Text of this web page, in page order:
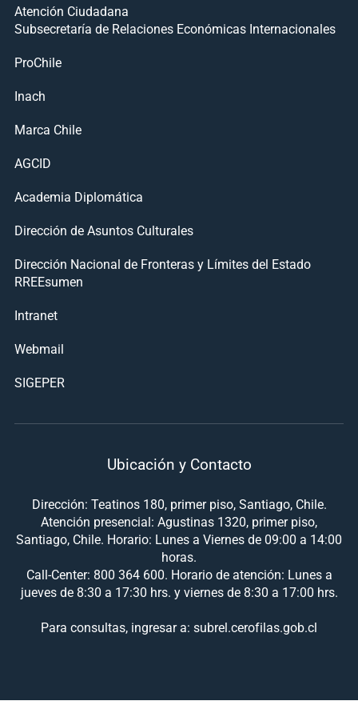
Atención Ciudadana
Subsecretaría de Relaciones Económicas Internacionales
ProChile
Inach
Marca Chile
AGCID
Academia Diplomática
Dirección de Asuntos Culturales
Dirección Nacional de Fronteras y Límites del Estado
RREEsumen
Intranet
Webmail
SIGEPER
Ubicación y Contacto
Dirección: Teatinos 180, primer piso, Santiago, Chile.
Atención presencial: Agustinas 1320, primer piso,
Santiago, Chile. Horario: Lunes a Viernes de 09:00 a 14:00
horas.
Call-Center: 800 364 600. Horario de atención: Lunes a
jueves de 8:30 a 17:30 hrs. y viernes de 8:30 a 17:00 hrs.
Para consultas, ingresar a: subrel.cerofilas.gob.cl